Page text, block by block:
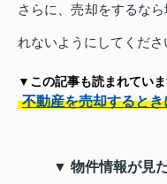
さらに、売却をするな
れないようにしてくださ
▼この記事も読まれてい
不動産を売却すると
▼ 物件情報が見